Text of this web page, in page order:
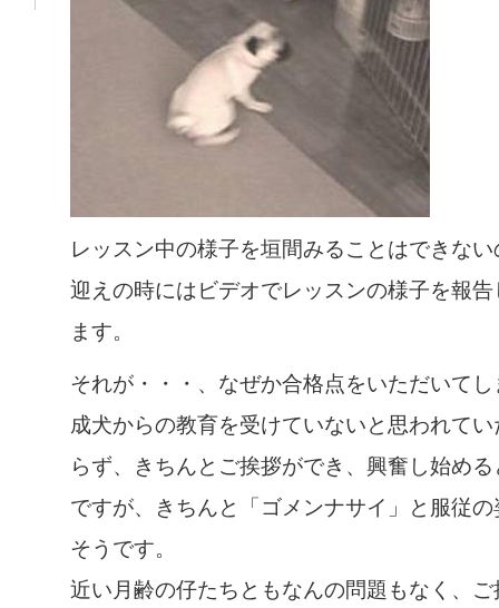
レッスン中の様子を垣間みることはできな
迎えの時にはビデオでレッスンの様子を報
ます。
それが・・・、なぜか合格点をいただいて
成犬からの教育を受けていないと思われて
らず、きちんとご挨拶ができ、興奮し始め
ですが、きちんと「ゴメンナサイ」と服従
そうです。
近い月齢の仔たちともなんの問題もなく、